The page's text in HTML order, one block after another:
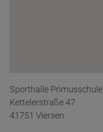
Sporthalle Primusschule
Kettelerstraße 47
41751 Viersen